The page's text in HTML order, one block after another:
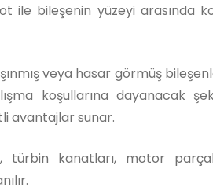
ile bileşenin yüzeyi arasında
veya hasar görmüş
koşullarına dayanacak
avantajlar sunar.
türbin kanatları, motor